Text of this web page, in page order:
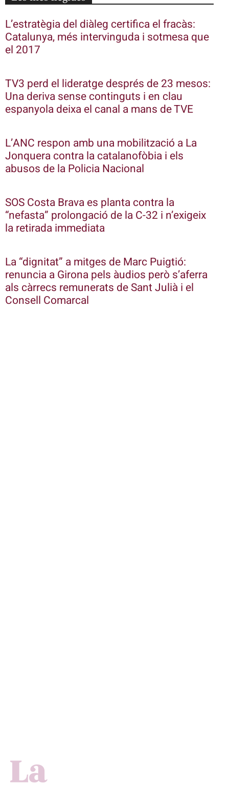
L’estratègia del diàleg certifica el fracàs:
Catalunya, més intervinguda i sotmesa que
el 2017
TV3 perd el lideratge després de 23 mesos:
Una deriva sense continguts i en clau
espanyola deixa el canal a mans de TVE
L’ANC respon amb una mobilització a La
Jonquera contra la catalanofòbia i els
abusos de la Policia Nacional
SOS Costa Brava es planta contra la
“nefasta” prolongació de la C-32 i n’exigeix
la retirada immediata
La “dignitat” a mitges de Marc Puigtió:
renuncia a Girona pels àudios però s’aferra
als càrrecs remunerats de Sant Julià i el
Consell Comarcal